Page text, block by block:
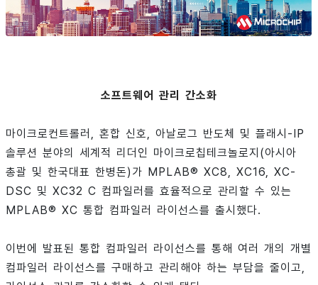
소프트웨어 관리 간소화
마이크로컨트롤러, 혼합 신호, 아날로그 반도체 및 플래시-IP
솔루션 분야의 세계적 리더인 마이크로칩테크놀로지(아시아
총괄 및 한국대표 한병돈)가 MPLAB® XC8, XC16, XC-
DSC 및 XC32 C 컴파일러를 효율적으로 관리할 수 있는
MPLAB® XC 통합 컴파일러 라이선스를 출시했다.
이번에 발표된 통합 컴파일러 라이선스를 통해 여러 개의 개별
컴파일러 라이선스를 구매하고 관리해야 하는 부담을 줄이고,